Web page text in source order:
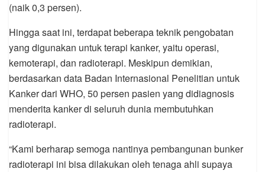
(naik 0,3 persen).
Hingga saat ini, terdapat beberapa teknik pengobatan
yang digunakan untuk terapi kanker, yaitu operasi,
kemoterapi, dan radioterapi. Meskipun demikian,
berdasarkan data Badan Internasional Penelitian untuk
Kanker dari WHO, 50 persen pasien yang didiagnosis
menderita kanker di seluruh dunia membutuhkan
radioterapi.
“Kami berharap semoga nantinya pembangunan bunker
radioterapi ini bisa dilakukan oleh tenaga ahli supaya